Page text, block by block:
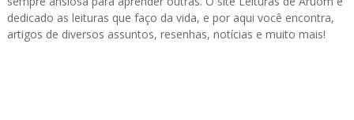
dedicado as leituras que faço da vida, e por aqui você encontra,
artigos de diversos assuntos, resenhas, notícias e muito mais!